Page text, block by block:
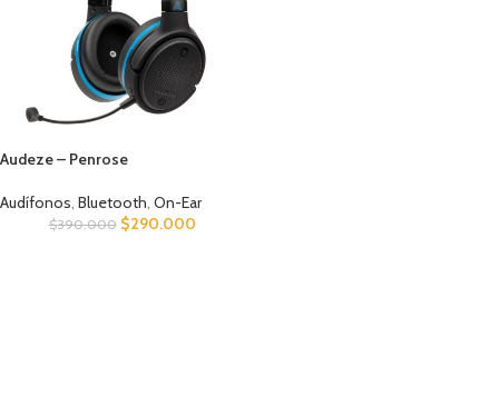
Audeze – Penrose
Audífonos, Bluetooth, On-Ear
$390.000 $290.000